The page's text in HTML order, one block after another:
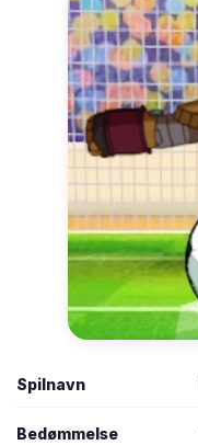
Spilnavn
Bedømmelse